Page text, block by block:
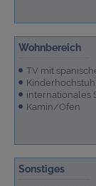
Wohnbereich
TV mit
internationales
Kamin/Ofen
Sonstiges